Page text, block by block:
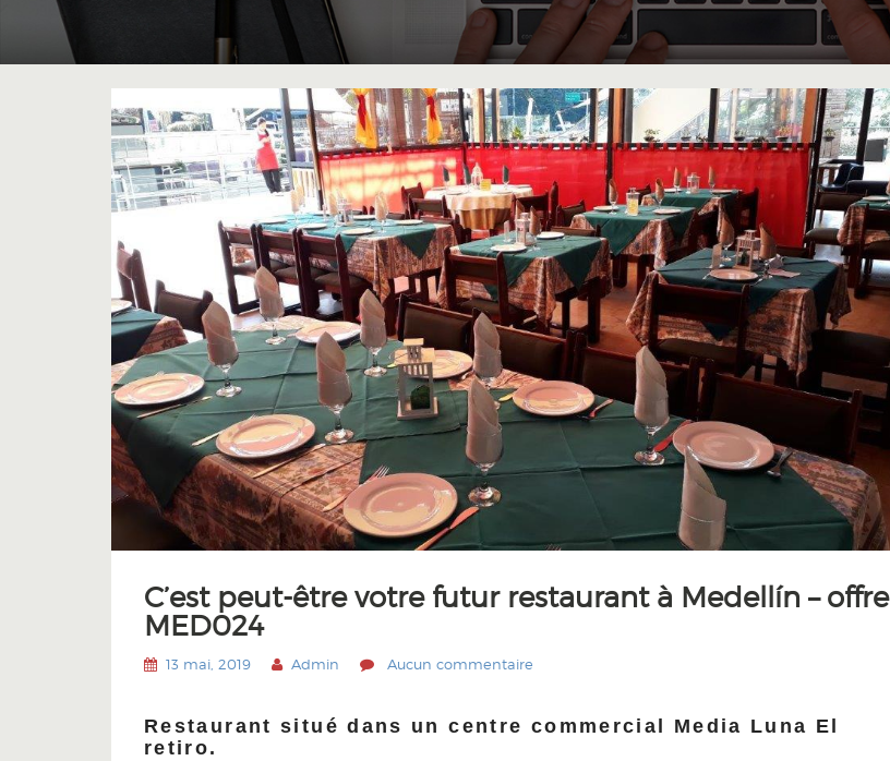
C’est peut-être votre futur restaurant à Medellín – offre
MED024
13 mai, 2019 Admin Aucun commentaire
Restaurant situé dans un centre commercial Media Luna El
retiro.